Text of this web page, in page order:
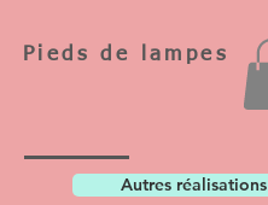
Pieds de lampes
Autres réalisations